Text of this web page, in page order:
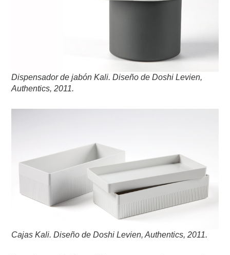
Dispensador de jabón Kali.Diseño de Doshi Levien,
Authentics,2011.
Cajas Kali.Diseño de Doshi Levien,Authentics,2011.